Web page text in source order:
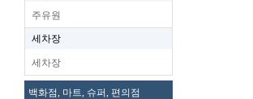
주유원
세차장
세차장
백화점, 마트, 슈퍼, 편의점